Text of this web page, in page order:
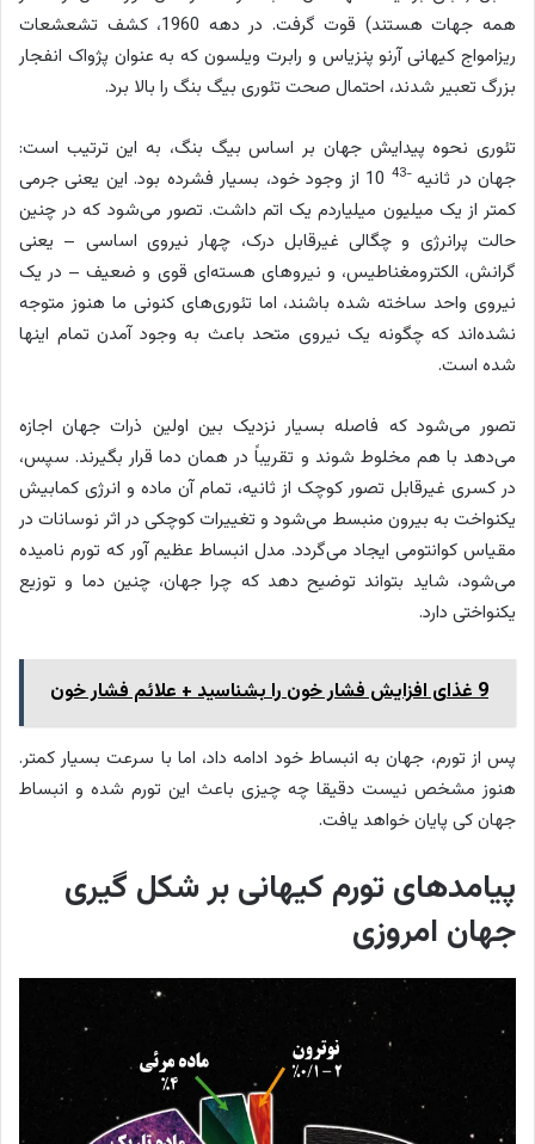
همه جهات هستند) قوت گرفت. در دهه 1960، کشف تشعشعات
ریزامواج کیهانی آرنو پنزیاس و رابرت ویلسون که به عنوان پژواک انفجار
بزرگ تعبیر شدند، احتمال صحت تئوری بیگ بنگ را بالا برد.
تئوری نحوه پیدایش جهان بر اساس بیگ بنگ، به این ترتیب است:
جهان در ثانیه -43
10 از وجود خود، بسیار فشرده بود. این یعنی جرمی
کمتر از یک میلیون میلیاردم یک اتم داشت. تصور می‌شود که در چنین
حالت پرانرژی و چگالی غیرقابل درک، چهار نیروی اساسی – یعنی
گرانش، الکترومغناطیس، و نیروهای هسته‌ای قوی و ضعیف – در یک
نیروی واحد ساخته شده باشند، اما تئوری‌های کنونی ما هنوز متوجه
نشده‌اند که چگونه یک نیروی متحد باعث به وجود آمدن تمام اینها
شده است.
تصور می‌شود که فاصله بسیار نزدیک بین اولین ذرات جهان اجازه
می‌دهد با هم مخلوط شوند و تقریباً در همان دما قرار بگیرند. سپس،
در کسری غیرقابل تصور کوچک از ثانیه، تمام آن ماده و انرژی کمابیش
یکنواخت به بیرون منبسط می‌شود و تغییرات کوچکی در اثر نوسانات در
مقیاس کوانتومی ایجاد می‌گردد. مدل انبساط عظیم آور که تورم نامیده
می‌شود، شاید بتواند توضیح دهد که چرا جهان، چنین دما و توزیع
یکنواختی دارد.
9 غذای افزایش فشار خون را بشناسید + علائم فشار خون
پس از تورم، جهان به انبساط خود ادامه داد، اما با سرعت بسیار کمتر.
هنوز مشخص نیست دقیقا چه چیزی باعث این تورم شده و انبساط
جهان کی پایان خواهد یافت.
پیامدهای تورم کیهانی بر شکل گیری
جهان امروزی